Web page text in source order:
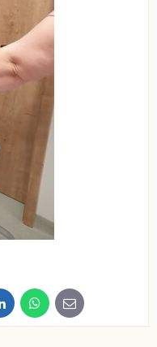
WhatsApp
E-
mail